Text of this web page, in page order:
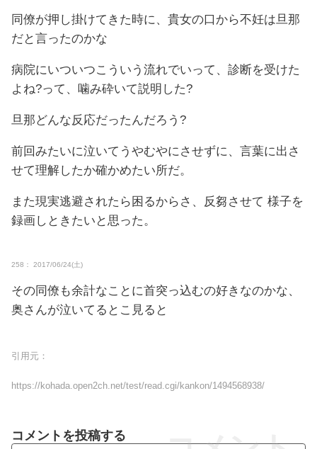
同僚が押し掛けてきた時に、貴女の口から不妊は旦那
だと言ったのかな
病院にいついつこういう流れでいって、診断を受けた
よね?って、噛み砕いて説明した?
旦那どんな反応だったんだろう?
前回みたいに泣いてうやむやにさせずに、言葉に出さ
せて理解したか確かめたい所だ。
また現実逃避されたら困るからさ、反芻させて 様子を
録画しときたいと思った。
258： 2017/06/24(土)
その同僚も余計なことに首突っ込むの好きなのかな、
奥さんが泣いてるとこ見ると
引用元：
https://kohada.open2ch.net/test/read.cgi/kankon/1494568938/
コメントを投稿する